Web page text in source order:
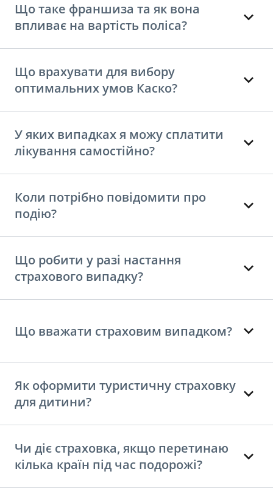
Що таке франшиза та як вона
впливає на вартість поліса?
Що врахувати для вибору
оптимальних умов Каско?
У яких випадках я можу сплатити
лікування самостійно?
Коли потрібно повідомити про
подію?
Що робити у разі настання
страхового випадку?
Що вважати страховим випадком?
Як оформити туристичну страховку
для дитини?
Чи діє страховка, якщо перетинаю
кілька країн під час подорожі?